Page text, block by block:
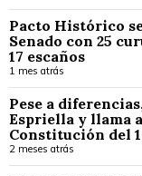
Pacto Histórico
Senado con 25
17 escaños
1 mes atrás
Pese a
Espriella y llama
Constitución del
2 meses atrás